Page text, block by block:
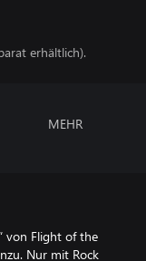
erhältlich).
MEHR
von Flight of the
Nur mit Rock